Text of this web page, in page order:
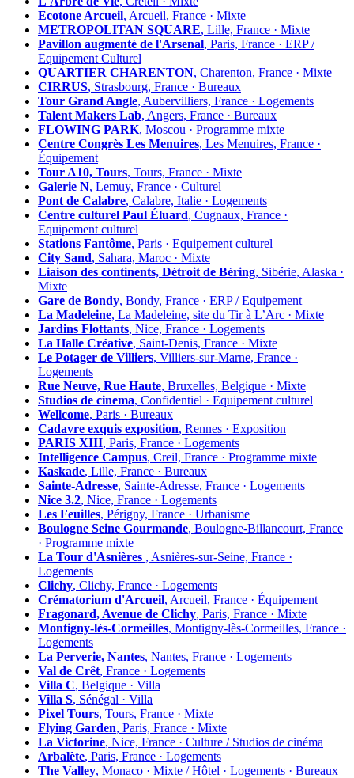
Ecotone Arcueil, Arcueil, France · Mixte
METROPOLITAN SQUARE, Lille, France · Mixte
Pavillon augmenté de l'Arsenal, Paris, France · ERP /
Equipement Culturel
QUARTIER CHARENTON, Charenton, France · Mixte
CIRRUS, Strasbourg, France · Bureaux
Tour Grand Angle, Aubervilliers, France · Logements
Talent Makers Lab, Angers, France · Bureaux
FLOWING PARK, Moscou · Programme mixte
Centre Congrès Les Menuires, Les Menuires, France ·
Équipement
Tour A10, Tours, Tours, France · Mixte
Galerie N, Lemuy, France · Culturel
Pont de Calabre, Calabre, Italie · Logements
Centre culturel Paul Éluard, Cugnaux, France ·
Equipement culturel
Stations Fantôme, Paris · Equipement culturel
City Sand, Sahara, Maroc · Mixte
Liaison des continents, Détroit de Béring, Sibérie, Alaska ·
Mixte
Gare de Bondy, Bondy, France · ERP / Equipement
La Madeleine, La Madeleine, site du Tir à L’Arc · Mixte
Jardins Flottants, Nice, France · Logements
La Halle Créative, Saint-Denis, France · Mixte
Le Potager de Villiers, Villiers-sur-Marne, France ·
Logements
Rue Neuve, Rue Haute, Bruxelles, Belgique · Mixte
Studios de cinema, Confidentiel · Equipement culturel
Wellcome, Paris · Bureaux
Cadavre exquis exposition, Rennes · Exposition
PARIS XIII, Paris, France · Logements
Intelligence Campus, Creil, France · Programme mixte
Kaskade, Lille, France · Bureaux
Sainte-Adresse, Sainte-Adresse, France · Logements
Nice 3.2, Nice, France · Logements
Les Feuilles, Périgny, France · Urbanisme
Boulogne Seine Gourmande, Boulogne-Billancourt, France
· Programme mixte
La Tour d'Asnières , Asnières-sur-Seine, France ·
Logements
Clichy, Clichy, France · Logements
Crématorium d'Arcueil, Arcueil, France · Équipement
Fragonard, Avenue de Clichy, Paris, France · Mixte
Montigny-lès-Cormeilles, Montigny-lès-Cormeilles, France ·
Logements
La Perverie, Nantes, Nantes, France · Logements
Val de Crêt, France · Logements
Villa C, Belgique · Villa
Villa S, Sénégal · Villa
Pixel Tours, Tours, France · Mixte
Flying Garden, Paris, France · Mixte
La Victorine, Nice, France · Culture / Studios de cinéma
Arbalète, Paris, France · Logements
The Valley, Monaco · Mixte / Hôtel · Logements · Bureaux